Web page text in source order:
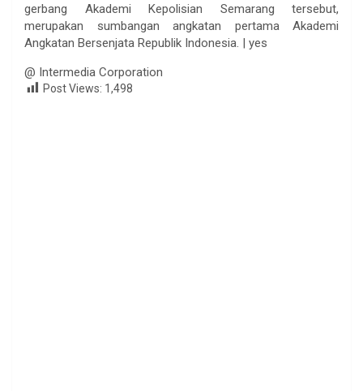
gerbang Akademi Kepolisian Semarang tersebut,
merupakan sumbangan angkatan pertama Akademi
Angkatan Bersenjata Republik Indonesia. | yes
@ Intermedia Corporation
Post Views: 1,498